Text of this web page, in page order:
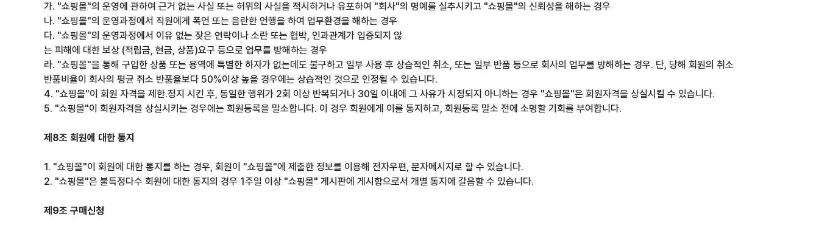
가. "쇼핑몰"의 운영에 관하여 근거 없는 사실 또는 허위의 사실을 적시하거나 유포하여 "회사"의 명예를 실추시키고 "쇼핑몰"의 신뢰성을 해하는 경우
나. "쇼핑몰"의 운영과정에서 직원에게 폭언 또는 음란한 언행을 하여 업무환경을 해하는 경우
다. "쇼핑몰"의 운영과정에서 이유 없는 잦은 연락이나 소란 또는 협박, 인과관계가 입증되지 않
는 피해에 대한 보상 (적립금, 현금, 상품)요구 등으로 업무를 방해하는 경우
라. "쇼핑몰"을 통해 구입한 상품 또는 용역에 특별한 하자가 없는데도 불구하고 일부 사용 후 상습적인 취소, 또는 일부 반품 등으로 회사의 업무를 방해하는 경우. 단, 당해 회원의 취소
반품비율이 회사의 평균 취소 반품율보다 50%이상 높을 경우에는 상습적인 것으로 인정될 수 있습니다.
4. "쇼핑몰"이 회원 자격을 제한.정지 시킨 후, 동일한 행위가 2회 이상 반복되거나 30일 이내에 그 사유가 시정되지 아니하는 경우 "쇼핑몰"은 회원자격을 상실시킬 수 있습니다.
5. "쇼핑몰"이 회원자격을 상실시키는 경우에는 회원등록을 말소합니다. 이 경우 회원에게 이를 통지하고, 회원등록 말소 전에 소명할 기회를 부여합니다.
제8조 회원에 대한 통지
1. "쇼핑몰"이 회원에 대한 통지를 하는 경우, 회원이 "쇼핑몰"에 제출한 정보를 이용해 전자우편, 문자메시지로 할 수 있습니다.
2. "쇼핑몰"은 불특정다수 회원에 대한 통지의 경우 1주일 이상 "쇼핑몰" 게시판에 게시함으로서 개별 통지에 갈음할 수 있습니다.
제9조 구매신청